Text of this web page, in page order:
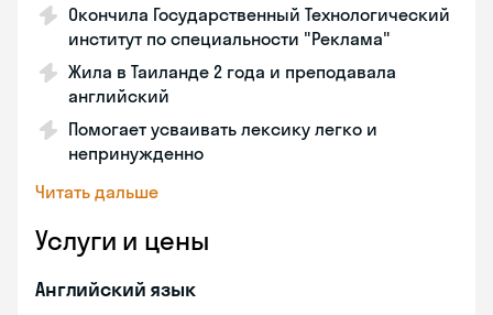
Окончила Государственный Технологический
институт по специальности "Реклама"
Жила в Таиланде 2 года и преподавала
английский
Помогает усваивать лексику легко и
непринужденно
Читать дальше
Услуги и цены
Английский язык